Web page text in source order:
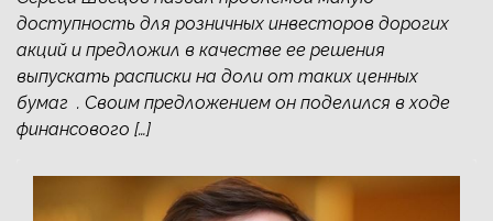
доступность для розничных инвесторов дорогих
акций и предложил в качестве ее решения
выпускать расписки на доли от таких ценных
бумаг . Своим предложением он поделился в ходе
финансового […]